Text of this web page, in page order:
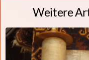
Weitere